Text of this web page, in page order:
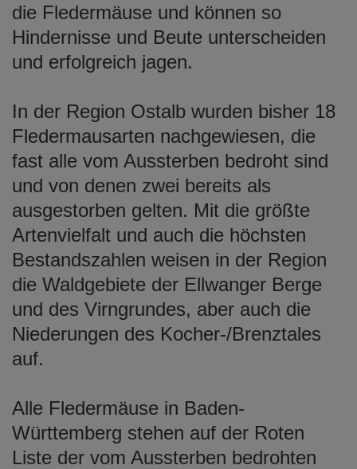
die Fledermäuse und können so
Hindernisse und Beute unterscheiden
und erfolgreich jagen.
In der Region Ostalb wurden bisher 18
Fledermausarten nachgewiesen, die
fast alle vom Aussterben bedroht sind
und von denen zwei bereits als
ausgestorben gelten. Mit die größte
Artenvielfalt und auch die höchsten
Bestandszahlen weisen in der Region
die Waldgebiete der Ellwanger Berge
und des Virngrundes, aber auch die
Niederungen des Kocher-/Brenztales
auf.
Alle Fledermäuse in Baden-
Württemberg stehen auf der Roten
Liste der vom Aussterben bedrohten